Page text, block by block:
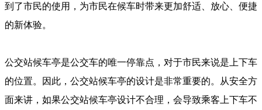
到了市民的使用，为市民在候车时带来更加舒适、放心、便捷
的新体验。
公交站候车亭是公交车的唯一停靠点，对于市民来说是上下车
的位置。因此，公交站候车亭的设计是非常重要的。从安全方
面来讲，如果公交站候车亭设计不合理，会导致乘客上下车不